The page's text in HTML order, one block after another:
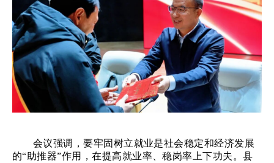
会议强调，要牢固树立就业是社会稳定和经济发展
的“助推器”作用，在提高就业率、稳岗率上下功夫。县